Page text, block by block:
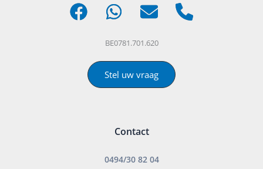
BE0781.701.620
Stel uw vraag
Contact
0494/30 82 04